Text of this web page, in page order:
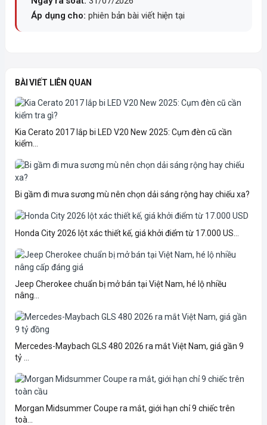
Áp dụng cho: phiên bản bài viết hiện tại
BÀI VIẾT LIÊN QUAN
Kia Cerato 2017 lắp bi LED V20 New 2025: Cụm đèn cũ cần
kiểm...
Bi gầm đi mưa sương mù nên chọn dải sáng rộng hay chiếu xa?
Honda City 2026 lột xác thiết kế, giá khởi điểm từ 17.000 US...
Jeep Cherokee chuẩn bị mở bán tại Việt Nam, hé lộ nhiều
nâng...
Mercedes-Maybach GLS 480 2026 ra mắt Việt Nam, giá gần 9
tỷ ...
Morgan Midsummer Coupe ra mắt, giới hạn chỉ 9 chiếc trên
toà...